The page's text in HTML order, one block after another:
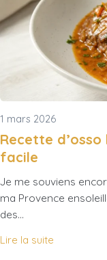
1 mars 2026
Recette
facile
Je me souviens
ma Provence
des…
Lire la suite